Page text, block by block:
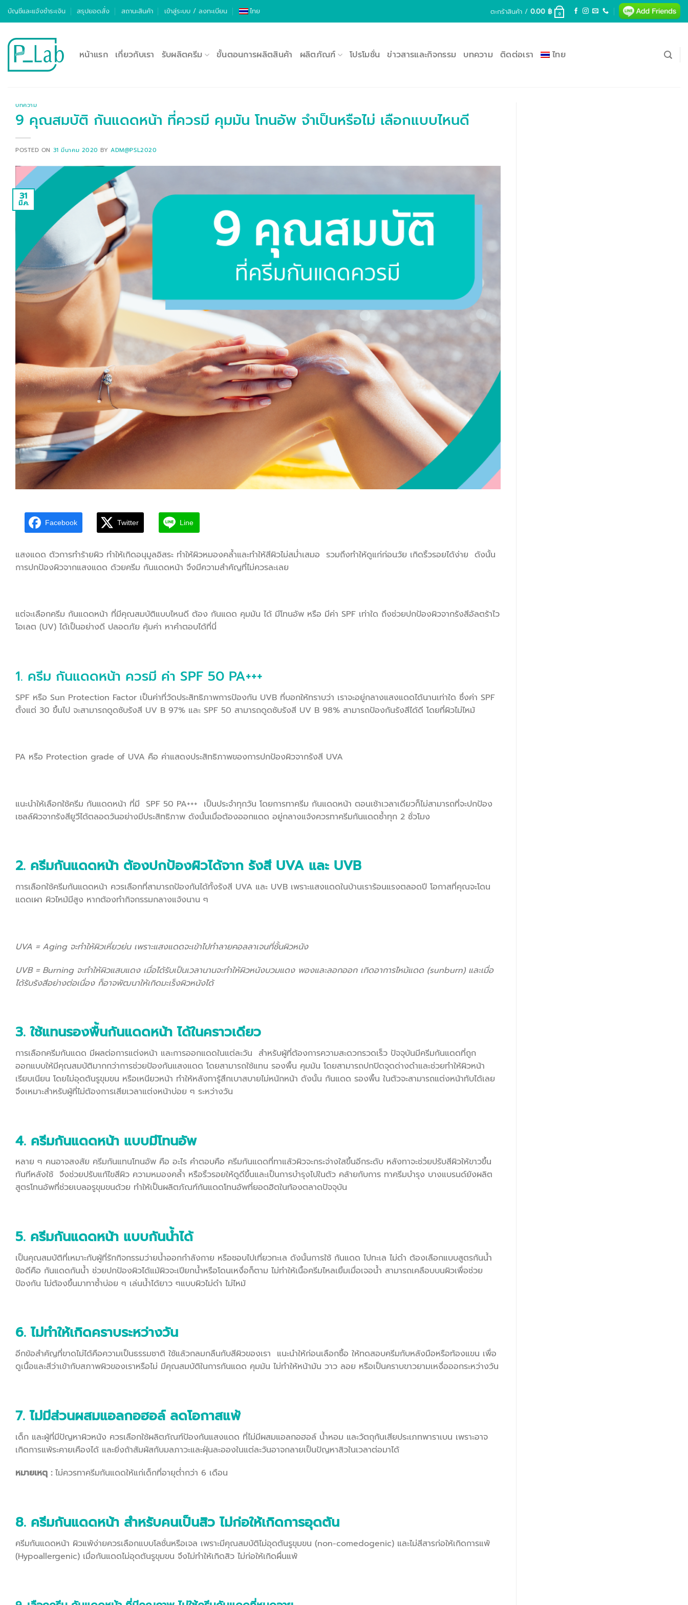
ข้าม
เนื้อหา
บัญชีและแจ้งชำระเงิน สรุปยอดสั่ง สถานะสินค้า เข้าสู่ระบบ / ลงทะเบียน ไทย ตะกร้าสินค้า /0.00฿ 0
หน้าแรก เกี่ยวกับเรา รับผลิตครีม ขั้นตอนการผลิตสินค้า ผลิตภัณฑ์ โปรโมชั่น ข่าวสารและกิจกรรม บทความ ติดต่อเรา ไทย
บทความ
9 คุณสมบัติ กันแดดหน้า ที่ควรมี คุมมัน โทนอัพ จำเป็นหรือไม่ เลือกแบบไหนดี
POSTED ON 31 มีนาคม 2020 BYADM@PSL2020
31
มี.ค.
Facebook Twitter Line
แสงแดด ตัวการทำร้ายผิว ทำให้เกิดอนุมูลอิสระ ทำให้ผิวหมองคล้ำและทำให้สีผิวไม่สม่ำเสมอ รวมถึงทำให้ดูแก่ก่อนวัย เกิดริ้วรอยได้ง่าย ดังนั้น
การปกป้องผิวจากแสงแดด ด้วยครีม กันแดดหน้า จึงมีความสำคัญที่ไม่ควรละเลย
แต่จะเลือกครีม กันแดดหน้า ที่มีคุณสมบัติแบบไหนดี ต้อง กันแดด คุมมัน ได้ มีโทนอัพ หรือ มีค่า SPF เท่าใด ถึงช่วยปกป้องผิวจากรังสีอัลตร้าไว
โอเลต (UV) ได้เป็นอย่างดี ปลอดภัย คุ้มค่า หาคำตอบได้ที่นี่
1. ครีม กันแดดหน้า ควรมี ค่า SPF 50 PA+++
SPF หรือ Sun Protection Factor เป็นค่าที่วัดประสิทธิภาพการป้องกัน UVB ที่บอกให้ทราบว่า เราจะอยู่กลางแสงแดดได้นานเท่าใด ซึ่งค่า SPF
ตั้งแต่ 30 ขึ้นไป จะสามารถดูดซับรังสี UV B 97% และ SPF 50 สามารถดูดซับรังสี UV B 98% สามารถป้องกันรังสีได้ดี โดยที่ผิวไม่ไหม้
PA หรือ Protection grade of UVA คือ ค่าแสดงประสิทธิภาพของการปกป้องผิวจากรังสี UVA
แนะนำให้เลือกใช้ครีม กันแดดหน้า ที่มี SPF 50 PA+++ เป็นประจำทุกวัน โดยการทาครีม กันแดดหน้า ตอนเช้าเวลาเดียวก็ไม่สามารถที่จะปกป้อง
เซลล์ผิวจากรังสียูวีได้ตลอดวันอย่างมีประสิทธิภาพ ดังนั้นเมื่อต้องออกแดด อยู่กลางแจ้งควรทาครีมกันแดดซ้ำทุก 2 ชั่วโมง
2. ครีมกันแดดหน้า ต้องปกป้องผิวได้จาก รังสี UVA และ UVB
การเลือกใช้ครีมกันแดดหน้า ควรเลือกที่สามารถป้องกันได้ทั้งรังสี UVA และ UVB เพราะแสงแดดในบ้านเราร้อนแรงตลอดปี โอกาสที่คุณจะโดน
แดดเผา ผิวไหม้มีสูง หากต้องทำกิจกรรมกลางแจ้งนาน ๆ
UVA = Aging จะทำให้ผิวเหี่ยวย่น เพราะแสงแดดจะเข้าไปทำลายคอลลาเจนที่ชั้นผิวหนัง
UVB = Burning จะทำให้ผิวแสบแดง เมื่อได้รับเป็นเวลานานจะทำให้ผิวหนังบวมแดง พองและลอกออก เกิดอาการไหม้แดด (sunburn) และเมื่อ
ได้รับรังสีอย่างต่อเนื่อง ก็อาจพัฒนาให้เกิดมะเร็งผิวหนังได้
3. ใช้แทนรองพื้นกันแดดหน้า ได้ในคราวเดียว
การเลือกครีมกันแดด มีผลต่อการแต่งหน้า และการออกแดดในแต่ละวัน สำหรับผู้ที่ต้องการความสะดวกรวดเร็ว ปัจจุบันมีครีมกันแดดที่ถูก
ออกแบบให้มีคุณสมบัติมากกว่าการช่วยป้องกันแสงแดด โดยสามารถใช้แทน รองพื้น คุมมัน โดยสามารถปกปิดจุดด่างดำและช่วยทำให้ผิวหน้า
เรียบเนียน โดยไม่อุดตันรูขุมขน หรือเหนียวหน้า ทำให้หลังทารู้สึกเบาสบายไม่หนักหน้า ดังนั้น กันแดด รองพื้น ในตัวจะสามารถแต่งหน้าทับได้เลย
จึงเหมาะสำหรับผู้ที่ไม่ต้องการเสียเวลาแต่งหน้าบ่อย ๆ ระหว่างวัน
4. ครีมกันแดดหน้า แบบมีโทนอัพ
หลาย ๆ คนอาจสงสัย ครีมกันแทนโทนอัพ คือ อะไร คำตอบคือ ครีมกันแดดที่ทาแล้วผิวจะกระจ่างใสขึ้นอีกระดับ หลังทาจะช่วยปรับสีผิวให้ขาวขึ้น
ทันทีหลังใช้ จึงช่วยปรับแก้ไขสีผิว ความหมองคล้ำ หรือริ้วรอยให้ดูดีขึ้นและเป็นการบำรุงไปในตัว คล้ายกับการ ทาครีมบำรุง บางแบรนด์ยังผลิต
สูตรโทนอัพที่ช่วยเบลอรูขุมขนด้วย ทำให้เป็นผลิตภัณฑ์กันแดดโทนอัพที่ยอดฮิตในท้องตลาดปัจจุบัน
5. ครีมกันแดดหน้า แบบกันน้ำได้
เป็นคุณสมบัติที่เหมาะกับผู้ที่รักกิจกรรมว่ายน้ำออกกำลังกาย หรือชอบไปเที่ยวทะเล ดังนั้นการใช้ กันแดด ไปทะเล ไม่ดำ ต้องเลือกแบบสูตรกันน้ำ
ข้อดีคือ กันแดดกันน้ำ ช่วยปกป้องผิวได้แม้ผิวจะเปียกน้ำหรือโดนเหงื่อก็ตาม ไม่ทำให้เนื้อครีมไหลเยิ้มเมื่อเจอน้ำ สามารถเคลือบบนผิวเพื่อช่วย
ป้องกัน ไม่ต้องขึ้นมาทาซ้ำบ่อย ๆ เล่นน้ำได้ยาว ๆแบบผิวไม่ดำ ไม่ไหม้
6. ไม่ทำให้เกิดคราบระหว่างวัน
อีกข้อสำคัญที่ขาดไม่ได้คือความเป็นธรรมชาติ ใช้แล้วกลมกลืนกับสีผิวของเรา แนะนำให้ก่อนเลือกซื้อ ให้ทดสอบครีมกับหลังมือหรือท้องแขน เพื่อ
ดูเนื้อและสีว่าเข้ากับสภาพผิวของเราหรือไม่ มีคุณสมบัติในการกันแดด คุมมัน ไม่ทำให้หน้ามัน วาว ลอย หรือเป็นคราบขาวยามเหงื่อออกระหว่างวัน
7. ไม่มีส่วนผสมแอลกอฮอล์ ลดโอกาสแพ้
เด็ก และผู้ที่มีปัญหาผิวหนัง ควรเลือกใช้ผลิตภัณฑ์ป้องกันแสงแดด ที่ไม่มีผสมแอลกอฮอล์ น้ำหอม และวัตถุกันเสียประเภทพาราเบน เพราะอาจ
เกิดการแพ้ระคายเคืองได้ และยิ่งถ้าสัมผัสกับมลภาวะและฝุ่นละอองในแต่ละวันอาจกลายเป็นปัญหาสิวในเวลาต่อมาได้
หมายเหตุ :ไม่ควรทาครีมกันแดดให้แก่เด็กที่อายุต่ำกว่า 6 เดือน
8. ครีมกันแดดหน้า สำหรับคนเป็นสิว ไม่ก่อให้เกิดการอุดตัน
ครีมกันแดดหน้า ผิวแพ้ง่ายควรเลือกแบบโลชั่นหรือเจล เพราะมีคุณสมบัติไม่อุดตันรูขุมขน (non-comedogenic) และไม่สีสารก่อให้เกิดการแพ้
(Hypoallergenic) เมื่อกันแดดไม่อุดตันรูขุมขน จึงไม่ทำให้เกิดสิว ไม่ก่อให้เกิดผื่นแพ้